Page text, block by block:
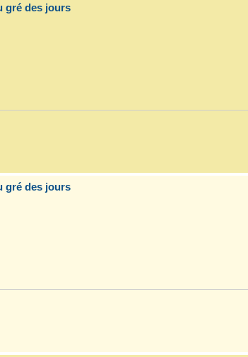
gré des jours
gré des jours